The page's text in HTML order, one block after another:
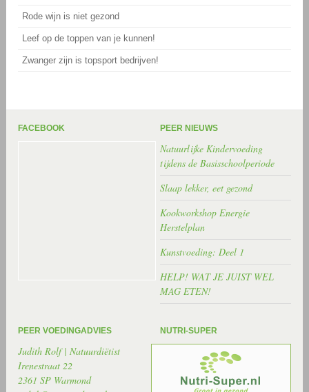
Rode wijn is niet gezond
Leef op de toppen van je kunnen!
Zwanger zijn is topsport bedrijven!
FACEBOOK PEER NIEUWS
Natuurlijke Kindervoeding
tijdens de Basisschoolperiode
Slaap lekker, eet gezond
Kookworkshop Energie
Herstelplan
Kunstvoeding: Deel 1
HELP! WAT JE JUIST WEL
MAG ETEN!
PEER VOEDINGADVIES
Judith Rolf | Natuurdiëtist
Irenestraat 22
2361 SP Warmond
NUTRI-SUPER